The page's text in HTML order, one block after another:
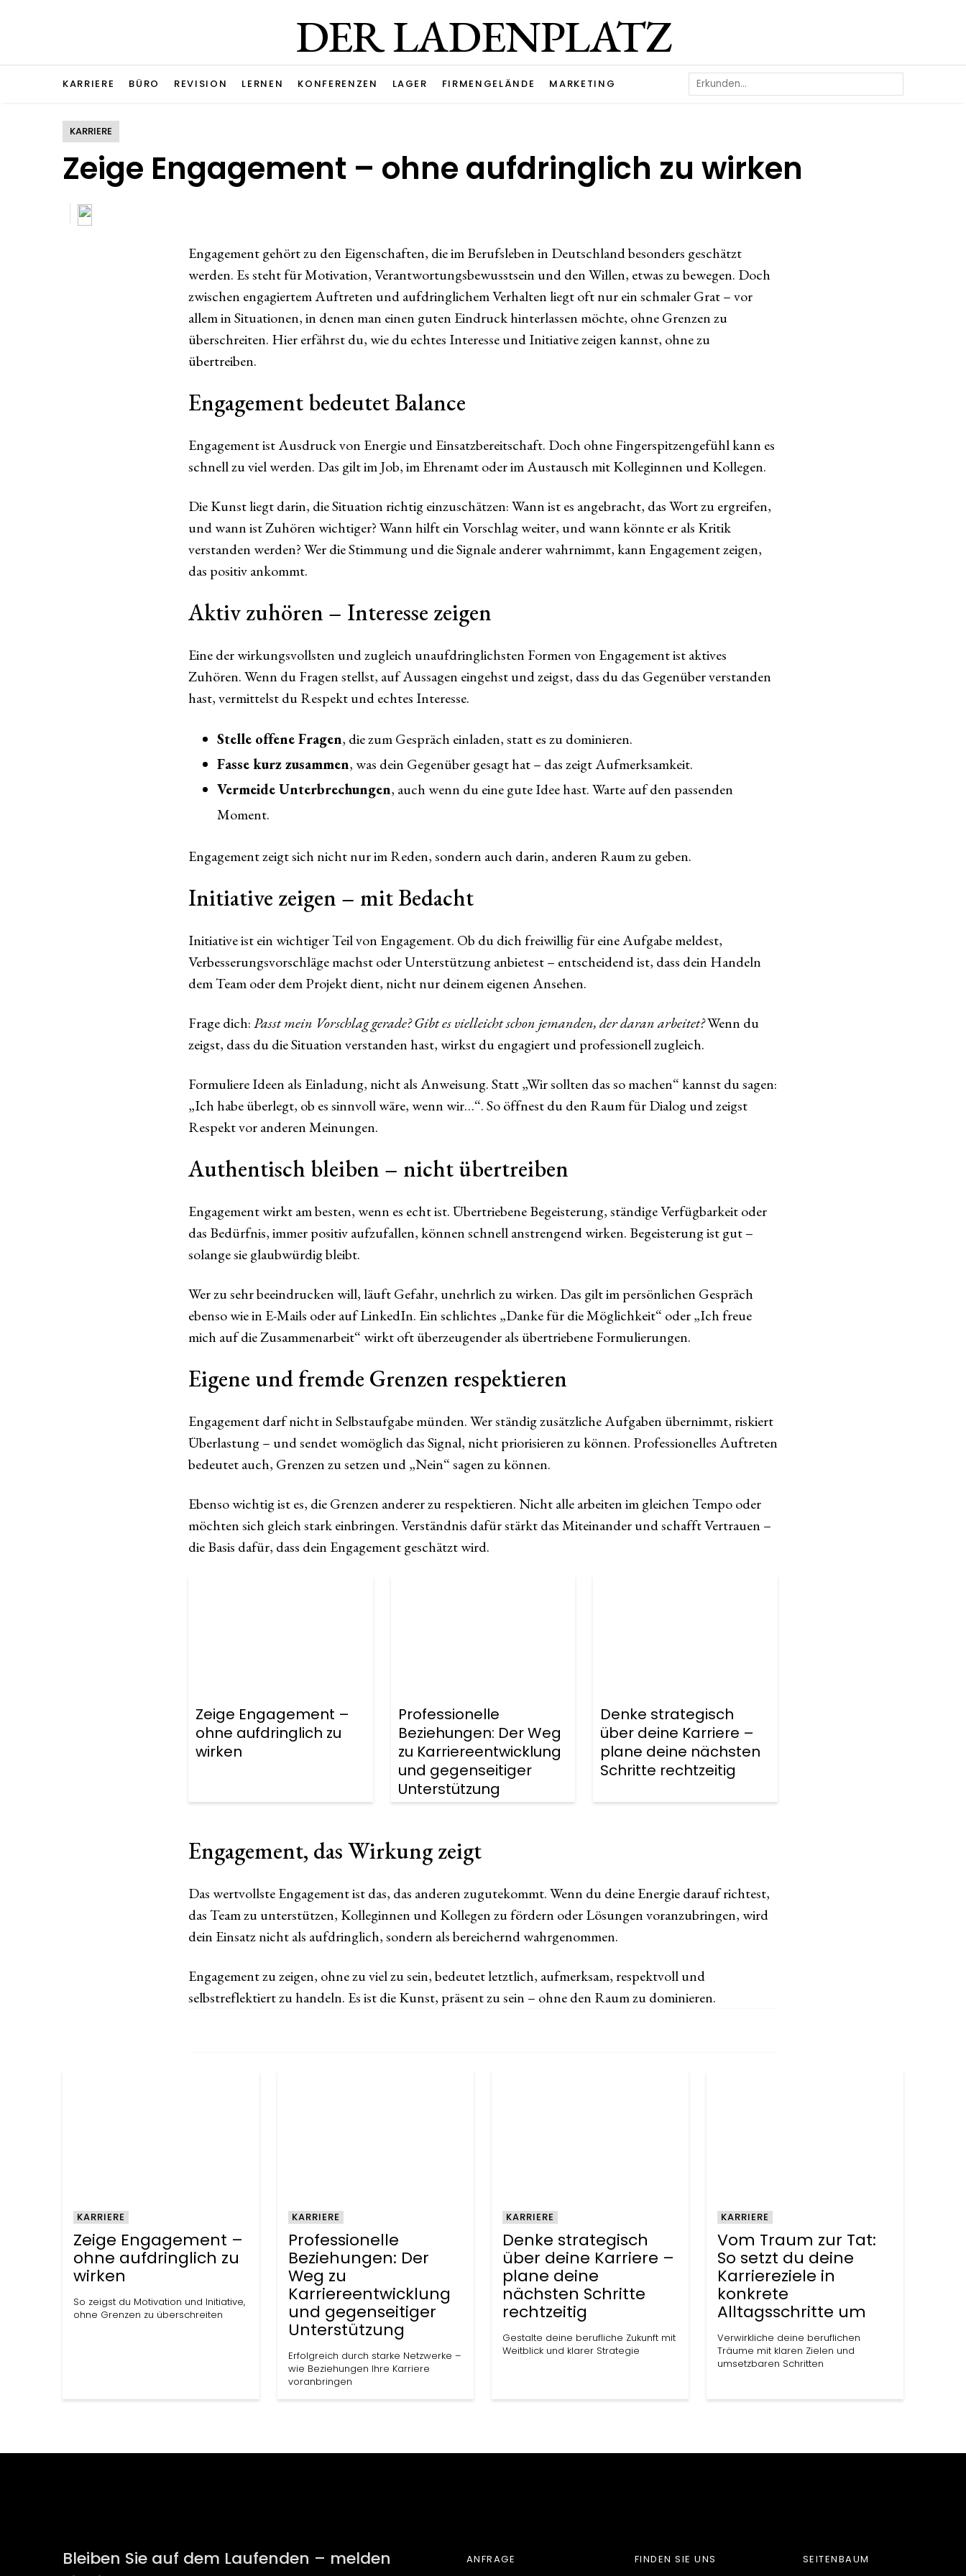
DER LADENPLATZ
KARRIERE BÜRO REVISION LERNEN KONFERENZEN LAGER FIRMENGELÄNDE MARKETING
Zeige Engagement – ohne aufdringlich zu wirken
KARRIERE
Engagement gehört zu den Eigenschaften, die im Berufsleben in Deutschland besonders geschätzt
werden. Es steht für Motivation, Verantwortungsbewusstsein und den Willen, etwas zu bewegen. Doch
zwischen engagiertem Auftreten und aufdringlichem Verhalten liegt oft nur ein schmaler Grat – vor
allem in Situationen, in denen man einen guten Eindruck hinterlassen möchte, ohne Grenzen zu
überschreiten. Hier erfährst du, wie du echtes Interesse und Initiative zeigen kannst, ohne zu
übertreiben.
Engagement bedeutet Balance
Engagement ist Ausdruck von Energie und Einsatzbereitschaft. Doch ohne Fingerspitzengefühl kann es
schnell zu viel werden. Das gilt im Job, im Ehrenamt oder im Austausch mit Kolleginnen und Kollegen.
Die Kunst liegt darin, die Situation richtig einzuschätzen: Wann ist es angebracht, das Wort zu ergreifen,
und wann ist Zuhören wichtiger? Wann hilft ein Vorschlag weiter, und wann könnte er als Kritik
verstanden werden? Wer die Stimmung und die Signale anderer wahrnimmt, kann Engagement zeigen,
das positiv ankommt.
Aktiv zuhören – Interesse zeigen
Eine der wirkungsvollsten und zugleich unaufdringlichsten Formen von Engagement ist aktives
Zuhören. Wenn du Fragen stellst, auf Aussagen eingehst und zeigst, dass du das Gegenüber verstanden
hast, vermittelst du Respekt und echtes Interesse.
Stelle offene Fragen, die zum Gespräch einladen, statt es zu dominieren.
Fasse kurz zusammen, was dein Gegenüber gesagt hat – das zeigt Aufmerksamkeit.
Vermeide Unterbrechungen, auch wenn du eine gute Idee hast. Warte auf den passenden
Moment.
Engagement zeigt sich nicht nur im Reden, sondern auch darin, anderen Raum zu geben.
Initiative zeigen – mit Bedacht
Initiative ist ein wichtiger Teil von Engagement. Ob du dich freiwillig für eine Aufgabe meldest,
Verbesserungsvorschläge machst oder Unterstützung anbietest – entscheidend ist, dass dein Handeln
dem Team oder dem Projekt dient, nicht nur deinem eigenen Ansehen.
Frage dich:Passt mein Vorschlag gerade? Gibt es vielleicht schon jemanden, der daran arbeitet?Wenn du
zeigst, dass du die Situation verstanden hast, wirkst du engagiert und professionell zugleich.
Formuliere Ideen als Einladung, nicht als Anweisung. Statt „Wir sollten das so machen“ kannst du sagen:
„Ich habe überlegt, ob es sinnvoll wäre, wenn wir…“. So öffnest du den Raum für Dialog und zeigst
Respekt vor anderen Meinungen.
Authentisch bleiben – nicht übertreiben
Engagement wirkt am besten, wenn es echt ist. Übertriebene Begeisterung, ständige Verfügbarkeit oder
das Bedürfnis, immer positiv aufzufallen, können schnell anstrengend wirken. Begeisterung ist gut –
solange sie glaubwürdig bleibt.
Wer zu sehr beeindrucken will, läuft Gefahr, unehrlich zu wirken. Das gilt im persönlichen Gespräch
ebenso wie in E-Mails oder auf LinkedIn. Ein schlichtes „Danke für die Möglichkeit“ oder „Ich freue
mich auf die Zusammenarbeit“ wirkt oft überzeugender als übertriebene Formulierungen.
Eigene und fremde Grenzen respektieren
Engagement darf nicht in Selbstaufgabe münden. Wer ständig zusätzliche Aufgaben übernimmt, riskiert
Überlastung – und sendet womöglich das Signal, nicht priorisieren zu können. Professionelles Auftreten
bedeutet auch, Grenzen zu setzen und „Nein“ sagen zu können.
Ebenso wichtig ist es, die Grenzen anderer zu respektieren. Nicht alle arbeiten im gleichen Tempo oder
möchten sich gleich stark einbringen. Verständnis dafür stärkt das Miteinander und schafft Vertrauen –
die Basis dafür, dass dein Engagement geschätzt wird.
Zeige Engagement –
ohne aufdringlich zu
wirken
Professionelle
Beziehungen: Der Weg
zu Karriereentwicklung
und gegenseitiger
Unterstützung
Denke strategisch
über deine Karriere –
plane deine nächsten
Schritte rechtzeitig
Engagement, das Wirkung zeigt
Das wertvollste Engagement ist das, das anderen zugutekommt. Wenn du deine Energie darauf richtest,
das Team zu unterstützen, Kolleginnen und Kollegen zu fördern oder Lösungen voranzubringen, wird
dein Einsatz nicht als aufdringlich, sondern als bereichernd wahrgenommen.
Engagement zu zeigen, ohne zu viel zu sein, bedeutet letztlich, aufmerksam, respektvoll und
selbstreflektiert zu handeln. Es ist die Kunst, präsent zu sein – ohne den Raum zu dominieren.
Zeige Engagement –
ohne aufdringlich zu
wirken
So zeigst du Motivation und Initiative,
ohne Grenzen zu überschreiten
KARRIERE
Professionelle
Beziehungen: Der
Weg zu
Karriereentwicklung
und gegenseitiger
Unterstützung
Erfolgreich durch starke Netzwerke –
wie Beziehungen Ihre Karriere
voranbringen
KARRIERE
Denke strategisch
über deine Karriere –
plane deine
nächsten Schritte
rechtzeitig
Gestalte deine berufliche Zukunft mit
Weitblick und klarer Strategie
KARRIERE
Vom Traum zur Tat:
So setzt du deine
Karriereziele in
konkrete
Alltagsschritte um
Verwirkliche deine beruflichen
Träume mit klaren Zielen und
umsetzbaren Schritten
KARRIERE
Bleiben Sie auf dem Laufenden – melden
ANFRAGE FINDEN SIE UNS SEITENBAUM